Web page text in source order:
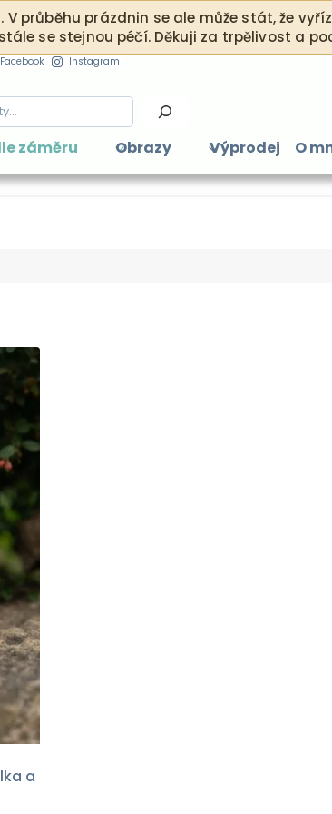
V průběhu prázdnin se ale může stát, že
se stejnou péčí. Děkuji za trpělivost a
Facebook Instagram
záměru Obrazy Výprodej O
a